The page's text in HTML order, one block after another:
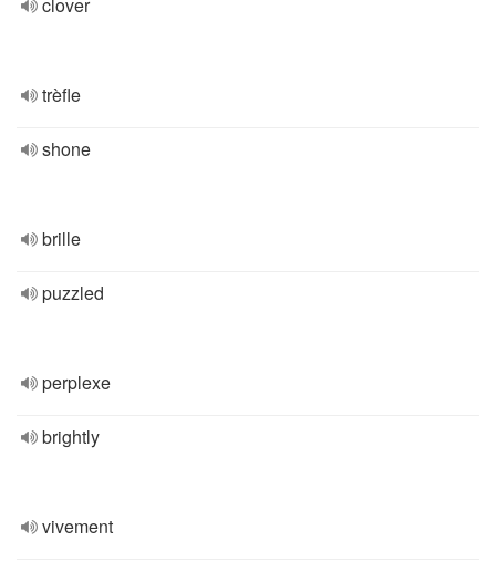
trèfle
shone
brille
puzzled
perplexe
brightly
vivement